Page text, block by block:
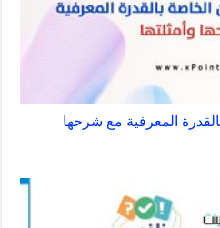
المعرفية مع شرحها